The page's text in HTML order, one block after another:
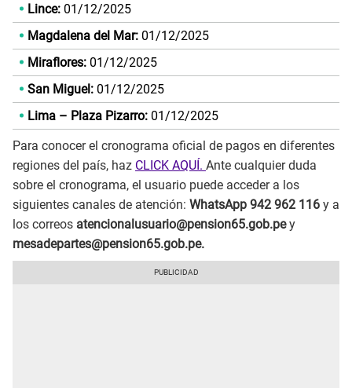
Lince: 01/12/2025
Magdalena del Mar: 01/12/2025
Miraflores: 01/12/2025
San Miguel:01/12/2025
Lima – Plaza Pizarro: 01/12/2025
Para conocer el cronograma oficial de pagos en diferentes
regiones del país, haz CLICK AQUÍ. Ante cualquier duda
sobre el cronograma, el usuario puede acceder a los
siguientes canales de atención: WhatsApp 942 962 116 y a
los correos atencionalusuario@pension65.gob.pey
mesadepartes@pension65.gob.pe.